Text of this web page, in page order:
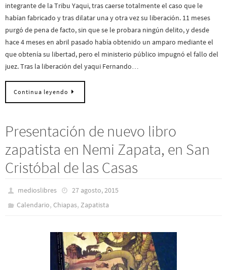
integrante de la Tribu Yaqui, tras caerse totalmente el caso que le
habían fabricado y tras dilatar una y otra vez su liberación. 11 meses
purgó de pena de facto, sin que se le probara ningún delito, y desde
hace 4 meses en abril pasado había obtenido un amparo mediante el
que obtenía su libertad, pero el ministerio público impugnó el fallo del
juez. Tras la liberación del yaqui Fernando…
Continua leyendo
Presentación de nuevo libro
zapatista en Nemi Zapata, en San
Cristóbal de las Casas
medioslibres
27 agosto, 2015
Calendario,Chiapas,Zapatista